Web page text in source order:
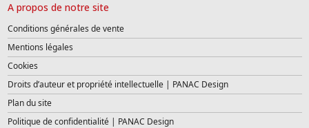
A propos de notre site
Conditions générales de vente
Mentions légales
Cookies
Droits d’auteur et propriété intellectuelle | PANAC Design
Plan du site
Politique de confidentialité | PANAC Design